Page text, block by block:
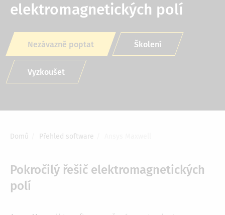
elektromagnetických polí
Nezávazně poptat Školení
Vyzkoušet
Drobečková
Domů Přehled software
Pokročilý řešič elektromagnetických
polí